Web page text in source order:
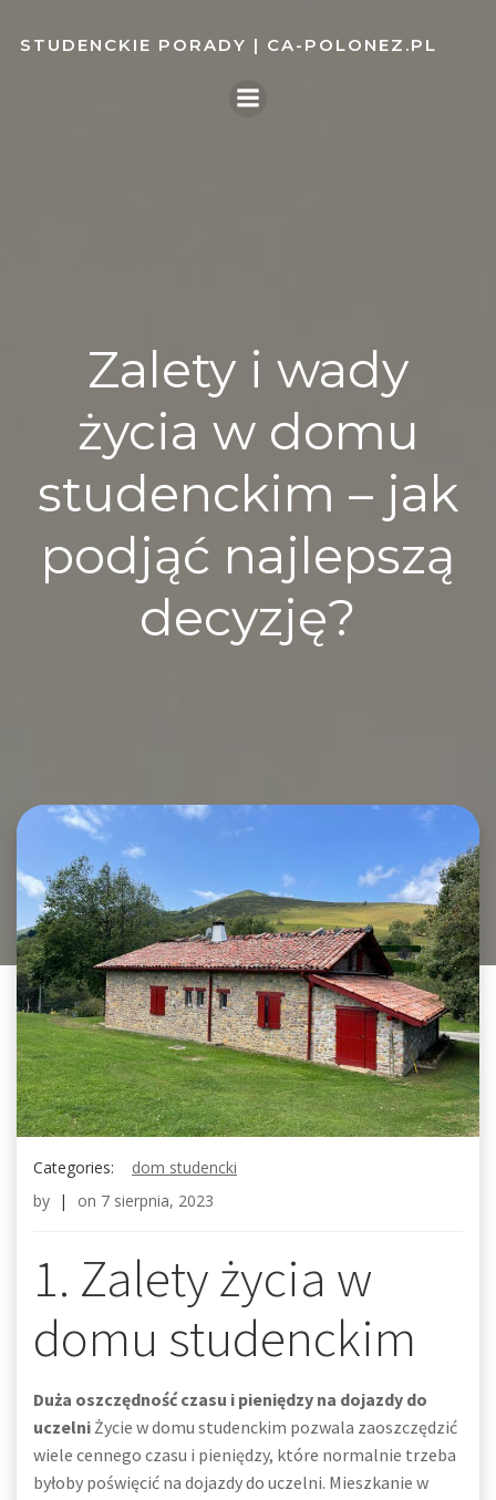
to
STUDENCKIE PORADY | CA-POLONEZ.PL
Zalety i wady
życia w domu
studenckim – jak
podjąć najlepszą
decyzję?
Categories:
dom studencki
by | on 7 sierpnia, 2023
1. Zalety życia w
domu studenckim
Duża oszczędność czasu i pieniędzy na dojazdy do
uczelniŻycie w domu studenckim pozwala zaoszczędzić
wiele cennego czasu i pieniędzy, które normalnie trzeba
byłoby poświęcić na dojazdy do uczelni. Mieszkanie w